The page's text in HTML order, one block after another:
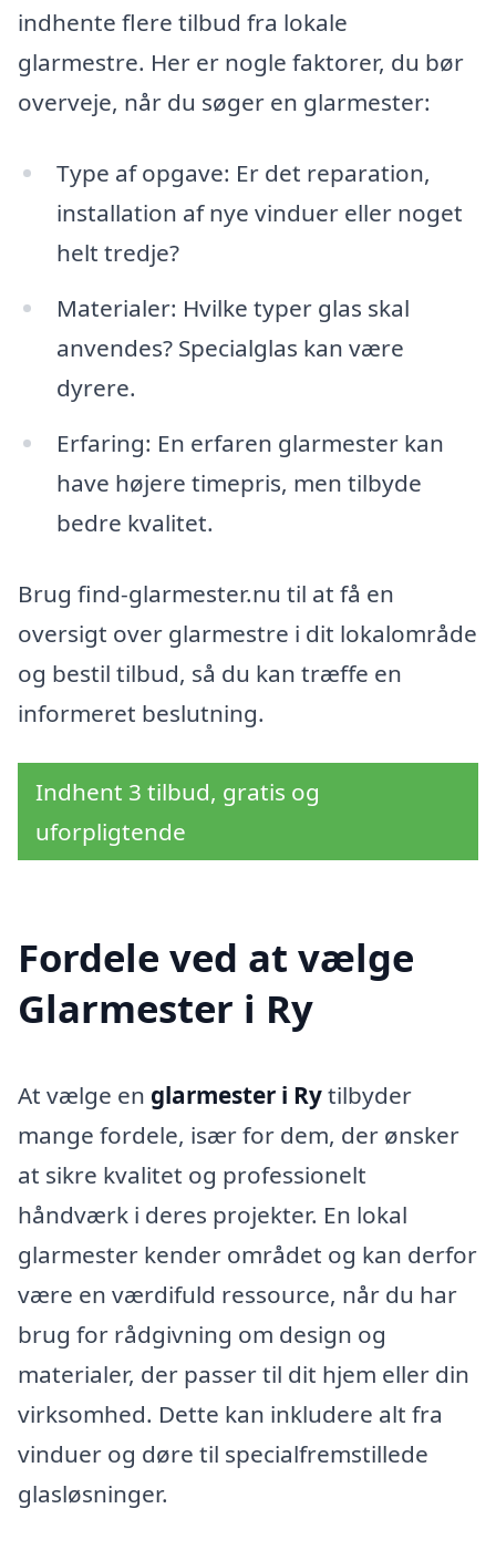
indhente flere tilbud fra lokale
glarmestre. Her er nogle faktorer, du bør
overveje, når du søger en glarmester:
Type af opgave: Er det reparation,
installation af nye vinduer eller noget
helt tredje?
Materialer: Hvilke typer glas skal
anvendes? Specialglas kan være
dyrere.
Erfaring: En erfaren glarmester kan
have højere timepris, men tilbyde
bedre kvalitet.
Brug find-glarmester.nu til at få en
oversigt over glarmestre i dit lokalområde
og bestil tilbud, så du kan træffe en
informeret beslutning.
Indhent 3 tilbud, gratis og
uforpligtende
Fordele ved at vælge
Glarmester i Ry
At vælge en glarmester i Rytilbyder
mange fordele, især for dem, der ønsker
at sikre kvalitet og professionelt
håndværk i deres projekter. En lokal
glarmester kender området og kan derfor
være en værdifuld ressource, når du har
brug for rådgivning om design og
materialer, der passer til dit hjem eller din
virksomhed. Dette kan inkludere alt fra
vinduer og døre til specialfremstillede
glasløsninger.